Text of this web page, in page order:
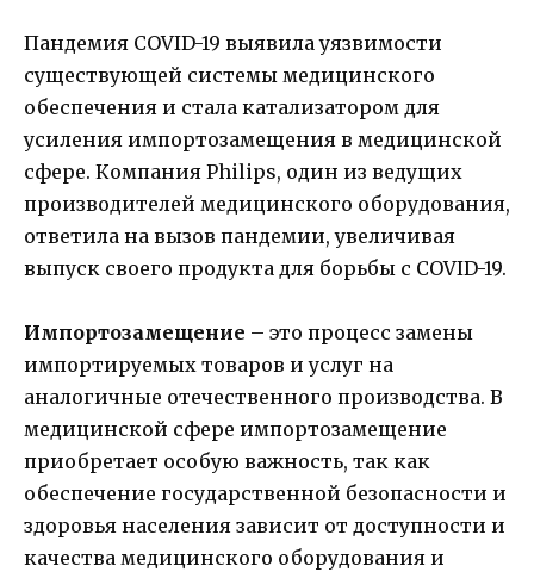
Пандемия COVID-19 выявила уязвимости
существующей системы медицинского
обеспечения и стала катализатором для
усиления импортозамещения в медицинской
сфере. Компания Philips, один из ведущих
производителей медицинского оборудования,
ответила на вызов пандемии, увеличивая
выпуск своего продукта для борьбы с COVID-19.
Импортозамещение – это процесс замены
импортируемых товаров и услуг на
аналогичные отечественного производства. В
медицинской сфере импортозамещение
приобретает особую важность, так как
обеспечение государственной безопасности и
здоровья населения зависит от доступности и
качества медицинского оборудования и